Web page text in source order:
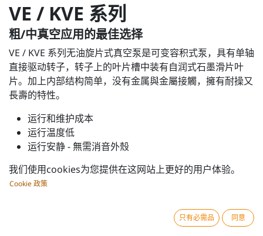
VE / KVE 系列
粗/中真空应用的最佳选择
VE / KVE 系列无油旋片式真空泵是可变容积式泵，具有单轴
直接驱动转子，转子上的叶片槽中装有自润式石墨滑片叶
片。加上内部结构简单，没有金属與金屬接觸，擁有耐操又
長壽的特性。
运行和维护成本
运行温度低
运行安静 - 無需消音外殼
结构简单，现场服务快捷方便，减少停机时
我们使用cookies为您提供在这网站上更好的用户体验。
Cookie 政策
只有必需品 同意